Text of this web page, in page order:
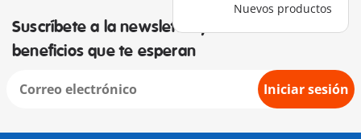
Nuevos productos
Suscríbete a la newsletter y descubre los
beneficios que te esperan
Iniciar sesión